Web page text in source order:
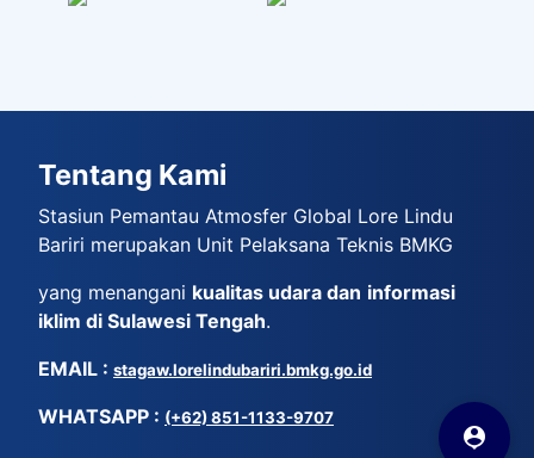
Tentang Kami
Stasiun Pemantau Atmosfer Global Lore Lindu
Bariri merupakan Unit Pelaksana Teknis BMKG
yang menangani kualitas udara dan informasi
iklim di Sulawesi Tengah.
EMAIL : stagaw.lorelindubariri.bmkg.go.id
WHATSAPP : (+62) 851-1133-9707
